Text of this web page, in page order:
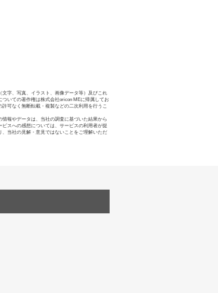
文字、写真、イラスト、画像データ等）及びこれ
ついての著作権は株式会社oricon MEに帰属してお
許可なく無断転載・複製などの二次利用を行うこ
情報やデータは、当社の調査に基づいた結果から
ビスへの感想については、サービスの利用者が提
、当社の見解・意見ではないことをご理解いただ